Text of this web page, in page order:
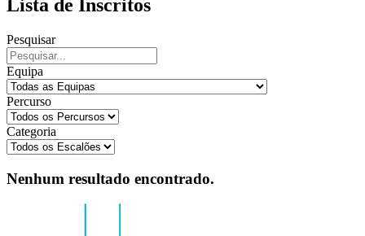
Lista de Inscritos
Pesquisar
Equipa
Percurso
Categoria
Nenhum resultado encontrado.